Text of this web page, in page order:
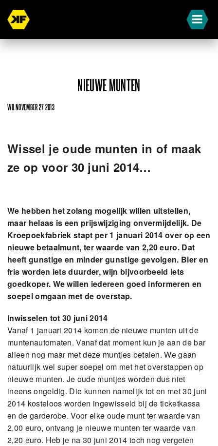
NIEUWE MUNTEN
WO NOVEMBER 27 2013
Wissel je oude munten in of maak
ze op voor 30 juni 2014…
We hebben het zolang mogelijk willen uitstellen,
maar helaas is een prijswijziging onvermijdelijk. De
Kroepoekfabriek stapt per 1 januari 2014 over op een
nieuwe betaalmunt, ter waarde van 2,20 euro. Dat
heeft gunstige en minder gunstige gevolgen. Bier en
fris worden iets duurder, wijn bijvoorbeeld iets
goedkoper. We willen iedereen goed informeren en
soepel omgaan met de overstap.
Inwisselen tot 30 juni 2014
Vanaf 1 januari 2014 komen de nieuwe munten uit de
muntenautomaten. Vanaf dat moment kun je aan de bar
alleen nog maar met deze muntjes betalen. We gaan
natuurlijk wel super soepel om met het overstappen op
nieuwe munten. Je oude muntjes worden dus niet
ineens ongeldig. Die kunnen namelijk tot en met 30 juni
2014 kosteloos worden ingewisseld bij de ticketkassa
en de garderobe. Voor elke oude munt ter waarde van
2,00 euro, ontvang je nieuwe munten ter waarde van
2,20 euro. Heb je na 30 juni 2014 toch nog vergeten